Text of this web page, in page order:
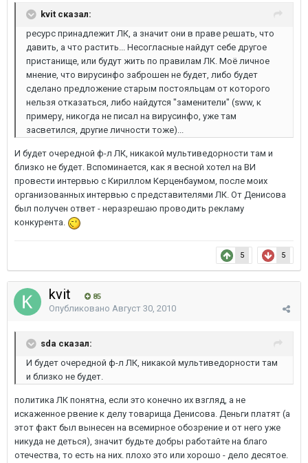
kvit сказал:
ресурс принадлежит ЛК, а значит они в праве решать, что
давить, а что растить... Несогласные найдут себе другое
пристанище, или будут жить по правилам ЛК. Моё личное
мнение, что вирусинфо заброшен не будет, либо будет
сделано предложение старым постояльцам от которого
нельзя отказаться, либо найдутся "заменители" (sww, к
примеру, никогда не писал на вирусинфо, уже там
засветился, другие личности тоже)...
И будет очередной ф-л ЛК, никакой мультиведорности там и
близко не будет. Вспоминается, как я весной хотел на ВИ
провести интервью с Кириллом Керценбаумом, после моих
организованных интервью с представителями ЛК. От Денисова
был получен ответ - неразрешаю проводить рекламу
конкурента.
5 5
kvit 85
Опубликовано Август 30, 2010
sda сказал:
И будет очередной ф-л ЛК, никакой мультиведорности там
и близко не будет.
политика ЛК понятна, если это конечно их взгляд, а не
искаженное рвение к делу товарища Денисова. Деньги платят (а
этот факт был вынесен на всемирное обозрение и от него уже
никуда не деться), значит будьте добры работайте на благо
отечества, то есть на них. плохо это или хорошо - дело десятое.